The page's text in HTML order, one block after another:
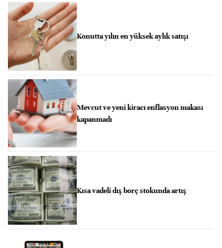
Konutta yılın en yüksek aylık satışı
Mevcut ve yeni kiracı enflasyon makası
kapanmadı
Kısa vadeli dış borç stokunda artış